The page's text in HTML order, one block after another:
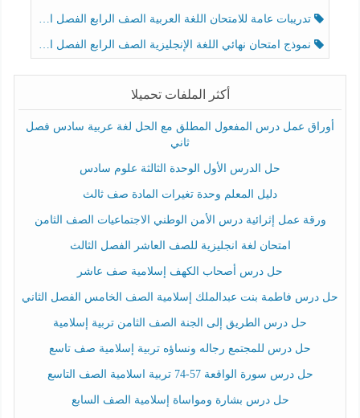
تدريبات عامة للامتحان اللغة العربية الصف الرابع الفصل الثالث
نموذج امتحان نهائي اللغة الإنجليزية الصف الرابع الفصل الثالث
أكثر الملفات تحميلا
أوراق عمل درس المفعول المطلق مع الحل لغة عربية سادس فصل
ثاني
حل الدرس الأول الوحدة الثالثة علوم سادس
دليل المعلم وحدة تغيرات المادة صف ثالث
ورقة عمل إثرائية درس الأمن الوطني الاجتماعيات الصف الثامن
امتحان لغة انجليزية للصف العاشر الفصل الثالث
حل درس أصحاب الكهف إسلامية صف عاشر
حل درس فاطمة بنت عبدالملك إسلامية الصف الخامس الفصل الثاني
حل درس الطريق إلى الجنة الصف الثامن تربية إسلامية
حل درس للمجتمع رجاله ونساؤه تربية إسلامية صف تاسع
حل درس سورة الواقعة 57-74 تربية اسلامية الصف التاسع
حل درس بشارة ومواساة إسلامية الصف السابع